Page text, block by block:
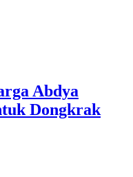
Abdya
Dongkrak